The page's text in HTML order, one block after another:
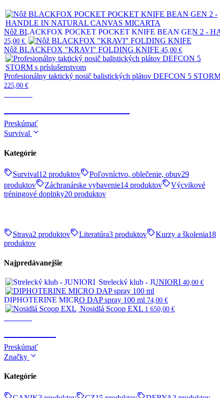
Nôž BLACKFOX POCKET POCKET KNIFE BEAN GEN 2 -
25,00 €
Nôž BLACKFOX "KRAVI" FOLDING KNIFE 45,00 €
Profesionálny taktický nosič balistických plátov DEFCON 5
225,00 €
Preskúmať
Survival
Kategórie
Survival12 produktov Poľovníctvo, oblečenie, obuv29
produktov
Záchranárske vybavenie14 produktov
Výcvikové
tréningové doplnky20 produktov
Strava2 produktov Literatúra3 produktov Kurzy a školenia18
produktov
Najpredávanejšie
Strelecký klub - JUNIORI 40,00 €
DIPHOTERINE MICRO DAP spray 100 ml 74,00 €
Nosidlá Scoop EXL 1 650,00 €
Preskúmať
Značky
Kategórie